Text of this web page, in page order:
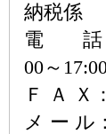
納税係
電 話：
00～
Ｆ Ａ Ｘ
メ ー ル